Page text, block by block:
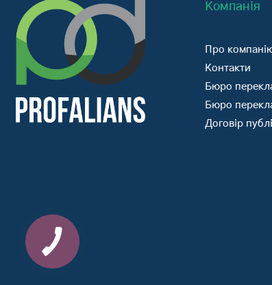
Компанія
Про
Контакти
Бюро
Бюро
Договір